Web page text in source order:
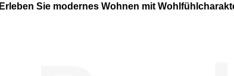
Erleben Sie modernes Wohnen mit